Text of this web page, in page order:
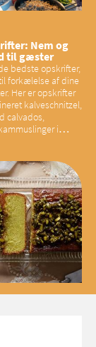
Nem og
til gæster
bedste opskrifter,
forkælelse af dine
Her er opskrifter
calvados,
i